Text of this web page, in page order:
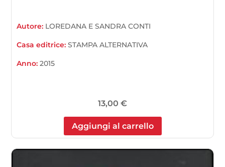
Autore: LOREDANA E SANDRA CONTI
Casa editrice:STAMPA ALTERNATIVA
Anno:2015
13,00 €
Aggiungi al carrello